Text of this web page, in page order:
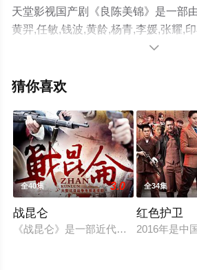
天堂影视国产剧《良陈美锦》是一部
黄羿,任敏,钱波,黄龄,杨青,李媛,张耀,
王思懿,吴刚,杨童舒,李菲儿,黄日莹,杨
36全集），手机免费观看高清未删减
猫或剧情网等平台了解。

猜你喜欢
全40集 3.0
战昆仑
《战昆仑》是一部近代传奇题材电视
全34集
红色护卫
2016年是中